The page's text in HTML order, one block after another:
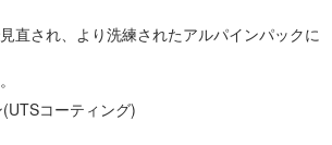
直され、より洗練されたアルパインパックに
コーティング)